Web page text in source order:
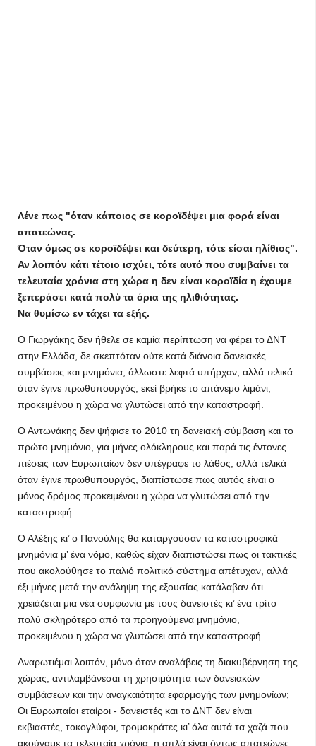
Λένε πως "όταν κάποιος σε κοροϊδέψει μια φορά είναι
απατεώνας.
Όταν όμως σε κοροϊδέψει και δεύτερη, τότε είσαι ηλίθιος".
Αν λοιπόν κάτι τέτοιο ισχύει, τότε αυτό που συμβαίνει τα
τελευταία χρόνια στη χώρα η δεν είναι κοροϊδία η έχουμε
ξεπεράσει κατά πολύ τα όρια της ηλιθιότητας.
Να θυμίσω εν τάχει τα εξής.
Ο Γιωργάκης δεν ήθελε σε καμία περίπτωση να φέρει το ΔΝΤ
στην Ελλάδα, δε σκεπτόταν ούτε κατά διάνοια δανειακές
συμβάσεις και μνημόνια, άλλωστε λεφτά υπήρχαν, αλλά τελικά
όταν έγινε πρωθυπουργός, εκεί βρήκε το απάνεμο λιμάνι,
προκειμένου η χώρα να γλυτώσει από την καταστροφή.
Ο Αντωνάκης δεν ψήφισε το 2010 τη δανειακή σύμβαση και το
πρώτο μνημόνιο, για μήνες ολόκληρους και παρά τις έντονες
πιέσεις των Ευρωπαίων δεν υπέγραφε το λάθος, αλλά τελικά
όταν έγινε πρωθυπουργός, διαπίστωσε πως αυτός είναι ο
μόνος δρόμος προκειμένου η χώρα να γλυτώσει από την
καταστροφή.
Ο Αλέξης κι’ ο Πανούλης θα καταργούσαν τα καταστροφικά
μνημόνια μ’ ένα νόμο, καθώς είχαν διαπιστώσει πως οι τακτικές
που ακολούθησε το παλιό πολιτικό σύστημα απέτυχαν, αλλά
έξι μήνες μετά την ανάληψη της εξουσίας κατάλαβαν ότι
χρειάζεται μια νέα συμφωνία με τους δανειστές κι’ ένα τρίτο
πολύ σκληρότερο από τα προηγούμενα μνημόνιο,
προκειμένου η χώρα να γλυτώσει από την καταστροφή.
Αναρωτιέμαι λοιπόν, μόνο όταν αναλάβεις τη διακυβέρνηση της
χώρας, αντιλαμβάνεσαι τη χρησιμότητα των δανειακών
συμβάσεων και την αναγκαιότητα εφαρμογής των μνημονίων;
Οι Ευρωπαίοι εταίροι - δανειστές και το ΔΝΤ δεν είναι
εκβιαστές, τοκογλύφοι, τρομοκράτες κι’ όλα αυτά τα χαζά που
ακούγαμε τα τελευταία χρόνια; η απλά είναι όντως απατεώνες